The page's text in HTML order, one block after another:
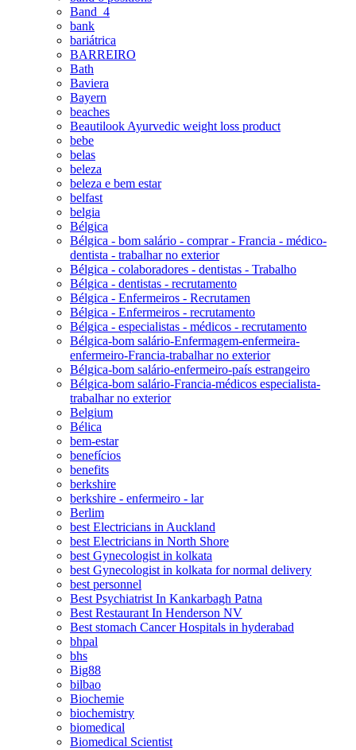
Band_4
bank
bariátrica
BARREIRO
Bath
Baviera
Bayern
beaches
Beautilook Ayurvedic weight loss product
bebe
belas
beleza
beleza e bem estar
belfast
belgia
Bélgica
Bélgica - bom salário - comprar - Francia - médico-
dentista - trabalhar no exterior
Bélgica - colaboradores - dentistas - Trabalho
Bélgica - dentistas - recrutamento
Bélgica - Enfermeiros - Recrutamen
Bélgica - Enfermeiros - recrutamento
Bélgica - especialistas - médicos - recrutamento
Bélgica-bom salário-Enfermagem-enfermeira-
enfermeiro-Francia-trabalhar no exterior
Bélgica-bom salário-enfermeiro-país estrangeiro
Bélgica-bom salário-Francia-médicos especialista-
trabalhar no exterior
Belgium
Bélica
bem-estar
benefícios
benefits
berkshire
berkshire - enfermeiro - lar
Berlim
best Electricians in Auckland
best Electricians in North Shore
best Gynecologist in kolkata
best Gynecologist in kolkata for normal delivery
best personnel
Best Psychiatrist In Kankarbagh Patna
Best Restaurant In Henderson NV
Best stomach Cancer Hospitals in hyderabad
bhpal
bhs
Big88
bilbao
Biochemie
biochemistry
biomedical
Biomedical Scientist